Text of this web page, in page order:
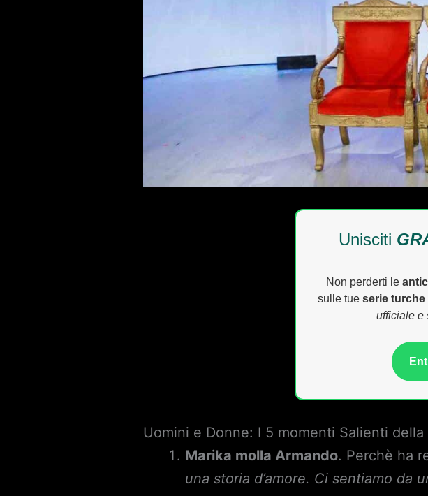
Unisciti
Non perderti le
sulle tue serie turche
ufficiale e
Uomini e Donne: I 5 momenti Salienti
Marika molla Armando. Perchè ha
una storia d’amore. Ci sentiamo da